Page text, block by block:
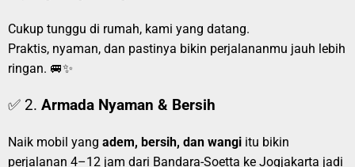
Cukup tunggu di rumah, kami yang datang.
Praktis, nyaman, dan pastinya bikin perjalananmu jauh lebih
ringan. 🚐✨
✅ 2. Armada Nyaman & Bersih
Naik mobil yang adem, bersih, dan wangi itu bikin
perjalanan 4–12 jam dari Bandara-Soetta ke Jogjakarta jadi